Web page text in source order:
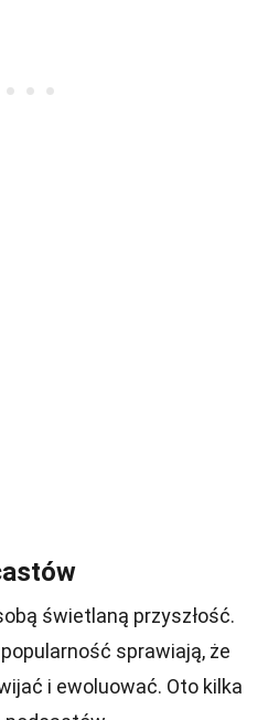
świetlaną przyszłość.
sprawiają, że
i ewoluować. Oto kilka